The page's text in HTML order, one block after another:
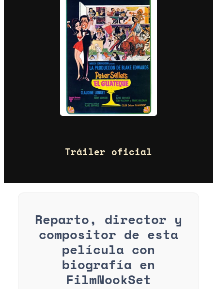
Tráiler oficial
Reparto, director y
compositor de esta
película con
biografía en
FilmNookSet